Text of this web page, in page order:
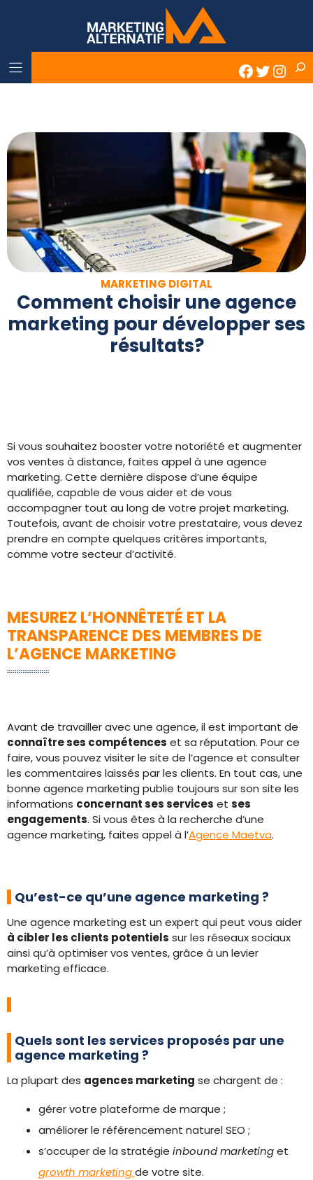
Twitter
MARKETING DIGITAL
Comment choisir une agence
marketing pour développer ses
résultats?
Si vous souhaitez booster votre notoriété et augmenter
vos ventes à distance, faites appel à une agence
marketing. Cette dernière dispose d’une équipe
qualifiée, capable de vous aider et de vous
accompagner tout au long de votre projet marketing.
Toutefois, avant de choisir votre prestataire, vous devez
prendre en compte quelques critères importants,
comme votre secteur d’activité.
MESUREZ L’HONNÊTETÉ ET LA
TRANSPARENCE DES MEMBRES DE
L’AGENCE MARKETING
Avant de travailler avec une agence, il est important de
connaître ses compétences et sa réputation. Pour ce
faire, vous pouvez visiter le site de l’agence et consulter
les commentaires laissés par les clients. En tout cas, une
bonne agence marketing publie toujours sur son site les
informations concernant ses services et ses
engagements. Si vous êtes à la recherche d’une
agence marketing, faites appel à l’Agence Maetva.
Qu’est-ce qu’une agence marketing ?
Une agence marketing est un expert qui peut vous aider
à cibler les clients potentiels sur les réseaux sociaux
ainsi qu’à optimiser vos ventes, grâce à un levier
marketing efficace.
Quels sont les services proposés par une
agence marketing ?
La plupart des agences marketing se chargent de :
gérer votre plateforme de marque ;
améliorer le référencement naturel SEO ;
s’occuper de la stratégie inbound marketinget
growth marketingde votre site.